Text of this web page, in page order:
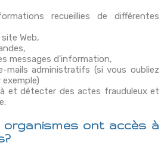
recueillies de différentes
Web,
messages d'information,
administratifs (si vous oubliez
et détecter des actes frauduleux et
organismes ont accès à